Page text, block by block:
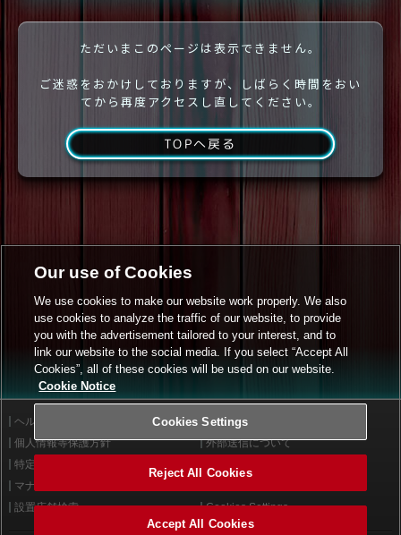
ただいまこのページは表示できません。
ご迷惑をおかけしておりますが、しばらく時間をおい
てから再度アクセスし直してください。
TOPへ戻る
ヘルプ
利用規約
個人情報等保護方針
外部送信について
特定商取引法に基づく表示
マナー＆ルール
設置店舗検索
Cookies Settings
Our use of Cookies
We use cookies to make our website work properly. We also
use cookies to analyze the traffic of our website, to provide
you with the advertisement tailored to your interest, and to
link our website to the social media. If you select “Accept All
Cookies”, all of these cookies will be used on our website.
Cookie Notice
Cookies Settings
Reject All Cookies
Accept All Cookies